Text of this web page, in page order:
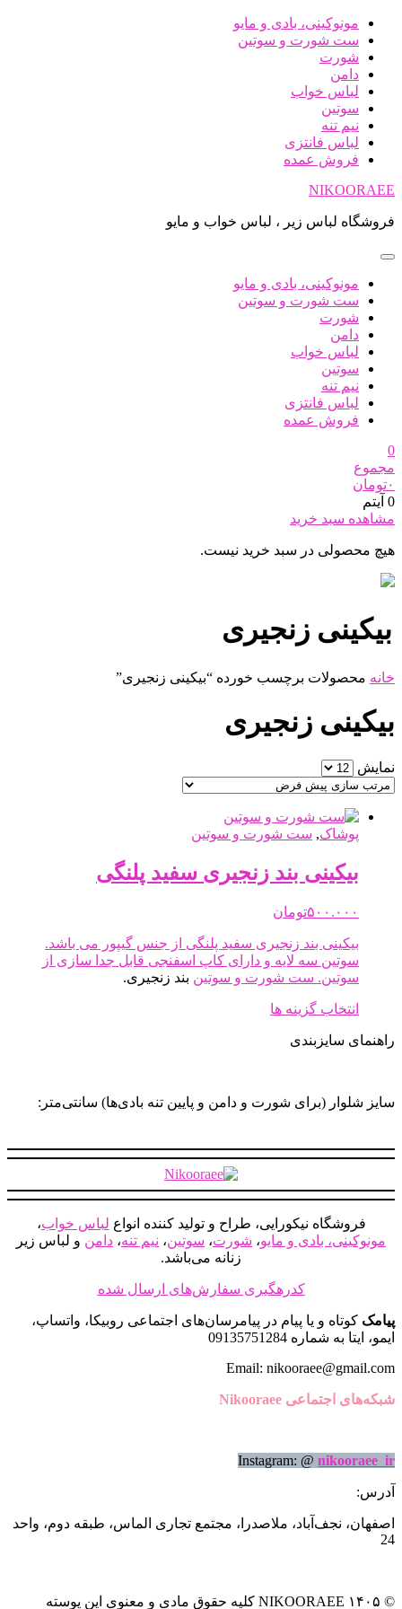
پرش
محتوا
مونوکینی، بادی و مایو
ست شورت و سوتین
شورت
دامن
لباس خواب
سوتین
نیم تنه
لباس فانتزی
فروش عمده
NIKOORAEE
فروشگاه لباس زیر ، لباس خواب و مایو
مونوکینی، بادی و مایو
ست شورت و سوتین
شورت
دامن
لباس خواب
سوتین
نیم تنه
لباس فانتزی
فروش عمده
0
مجموع
۰تومان
0 آیتم
مشاهده سبد خرید
هیچ محصولی در سبد خرید نیست.
بیکینی زنجیری
خانه محصولات برچسب خورده “بیکینی زنجیری”
بیکینی زنجیری
نمایش
پوشاک, ست شورت و سوتین
بیکینی بند زنجیری سفید پلنگی
۵۰۰.۰۰۰تومان
بیکینی بند زنجیری سفید پلنگی از جنس گیپور می باشد.
سوتین سه لایه و دارای کاپ اسفنجی قابل جدا سازی از
سوتین. ست شورت و سوتین بند زنجیری.
انتخاب گزینه ها
باشد.
ممکن
در
محصول
انتخاب
راهنمای سایزبندی
سایز شلوار (برای شورت و دامن و پایین تنه بادی‌ها) سانتی‌متر:
فروشگاه نیکورایی، طراح و تولید کننده انواع لباس خواب،
مونوکینی، بادی و مایو، شورت، سوتین، نیم تنه، دامن و لباس زیر
زنانه می‌باشد.
کدرهگیری سفارش‌های ارسال شده
پیامک کوتاه و یا پیام در پیامرسان‌های اجتماعی روبیکا، واتساپ،
ایمو، ایتا به شماره 09135751284
Email: nikooraee@gmail.com
شبکه‌های اجتماعی Nikooraee
Instagram: @ nikooraee_ir
آدرس:
اصفهان، نجف‌آباد، ملاصدرا، مجتمع تجاری الماس، طبقه دوم، واحد
24
© ۱۴۰۵ NIKOORAEE کلیه حقوق مادی و معنوی این پوسته